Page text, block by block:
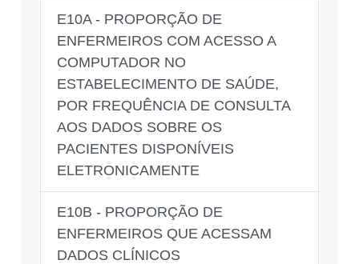
E10A - PROPORÇÃO DE
ENFERMEIROS COM ACESSO A
COMPUTADOR NO
ESTABELECIMENTO DE SAÚDE,
POR FREQUÊNCIA DE CONSULTA
AOS DADOS SOBRE OS
PACIENTES DISPONÍVEIS
ELETRONICAMENTE
E10B - PROPORÇÃO DE
ENFERMEIROS QUE ACESSAM
DADOS CLÍNICOS